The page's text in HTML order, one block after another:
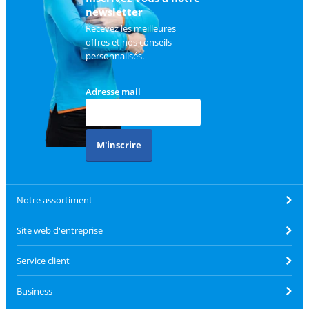
newsletter
Recevez les meilleures
offres et nos conseils
personnalisés.
Adresse mail
M'inscrire
Notre assortiment
Site web d'entreprise
Service client
Business